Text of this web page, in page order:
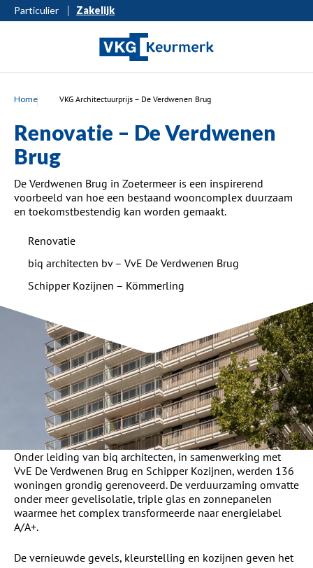
Particulier Zakelijk
Home VKG Architectuurprijs – De Verdwenen Brug
Renovatie – De Verdwenen
Brug
De Verdwenen Brug in Zoetermeer is een inspirerend
voorbeeld van hoe een bestaand wooncomplex duurzaam
en toekomstbestendig kan worden gemaakt.
Renovatie
biq architecten bv – VvE De Verdwenen Brug
Schipper Kozijnen – Kömmerling
Onder leiding van biq architecten, in samenwerking met
VvE De Verdwenen Brug en Schipper Kozijnen, werden 136
woningen grondig gerenoveerd. De verduurzaming omvatte
onder meer gevelisolatie, triple glas en zonnepanelen
waarmee het complex transformeerde naar energielabel
A/A+.
De vernieuwde gevels, kleurstelling en kozijnen geven het